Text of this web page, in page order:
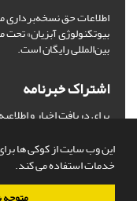
این وب سایت از کوکی ها
خدمات استفاده می کند.
اطلاعات حق نسخه‌برداری
بین‌المللی رایگان است.
اشتراک خبرنامه
برای دریافت اخبار و